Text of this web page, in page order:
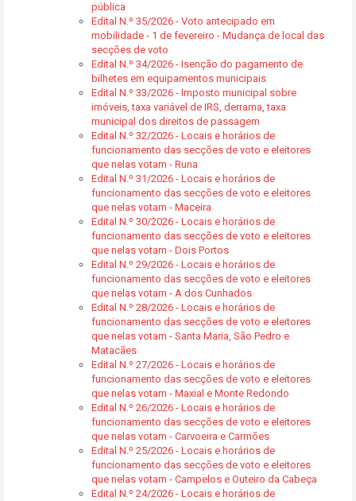
pública
Edital N.º 35/2026 - Voto antecipado em
mobilidade - 1 de fevereiro - Mudança de local das
secções de voto
Edital N.º 34/2026 - Isenção do pagamento de
bilhetes em equipamentos municipais
Edital N.º 33/2026 - Imposto municipal sobre
imóveis, taxa variável de IRS, derrama, taxa
municipal dos direitos de passagem
Edital N.º 32/2026 - Locais e horários de
funcionamento das secções de voto e eleitores
que nelas votam - Runa
Edital N.º 31/2026 - Locais e horários de
funcionamento das secções de voto e eleitores
que nelas votam - Maceira
Edital N.º 30/2026 - Locais e horários de
funcionamento das secções de voto e eleitores
que nelas votam - Dois Portos
Edital N.º 29/2026 - Locais e horários de
funcionamento das secções de voto e eleitores
que nelas votam - A dos Cunhados
Edital N.º 28/2026 - Locais e horários de
funcionamento das secções de voto e eleitores
que nelas votam - Santa Maria, São Pedro e
Matacães
Edital N.º 27/2026 - Locais e horários de
funcionamento das secções de voto e eleitores
que nelas votam - Maxial e Monte Redondo
Edital N.º 26/2026 - Locais e horários de
funcionamento das secções de voto e eleitores
que nelas votam - Carvoeira e Carmões
Edital N.º 25/2026 - Locais e horários de
funcionamento das secções de voto e eleitores
que nelas votam - Campelos e Outeiro da Cabeça
Edital N.º 24/2026 - Locais e horários de